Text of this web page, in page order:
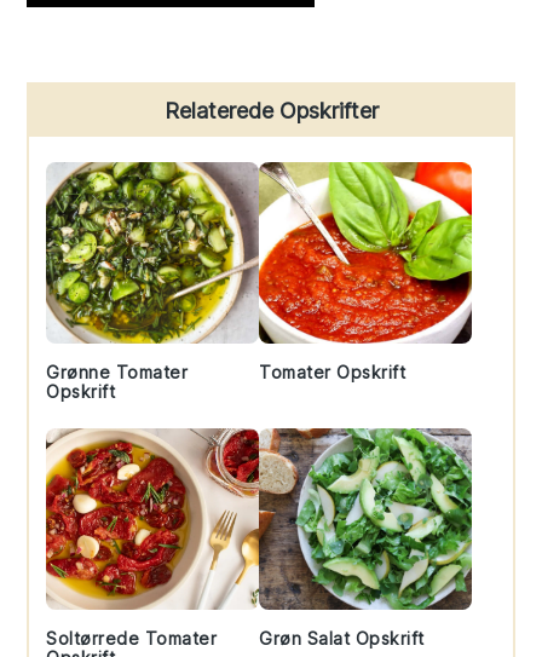
Sidebar
Relaterede Opskrifter
Grønne Tomater
Opskrift
Tomater Opskrift
Soltørrede Tomater
Grøn Salat Opskrift